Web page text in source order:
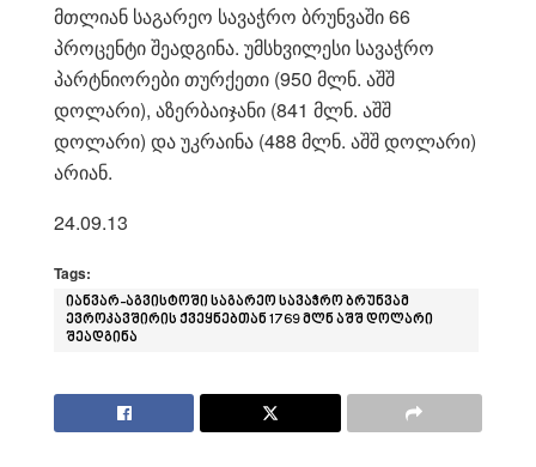
მთლიან საგარეო სავაჭრო ბრუნვაში 66
პროცენტი შეადგინა. უმსხვილესი სავაჭრო
პარტნიორები თურქეთი (950 მლნ. აშშ
დოლარი), აზერბაიჯანი (841 მლნ. აშშ
დოლარი) და უკრაინა (488 მლნ. აშშ დოლარი)
არიან.
24.09.13
Tags:
იანვარ-აგვისტოში საგარეო სავაჭრო ბრუნვამ
ევროკავშირის ქვეყნებთან 1769 მლნ აშშ დოლარი
შეადგინა